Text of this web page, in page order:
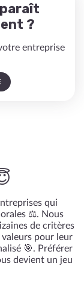
?
entreprise
qui
⚖️. Nous
de critères
pour leur
🎯. Préférer
devient un jeu